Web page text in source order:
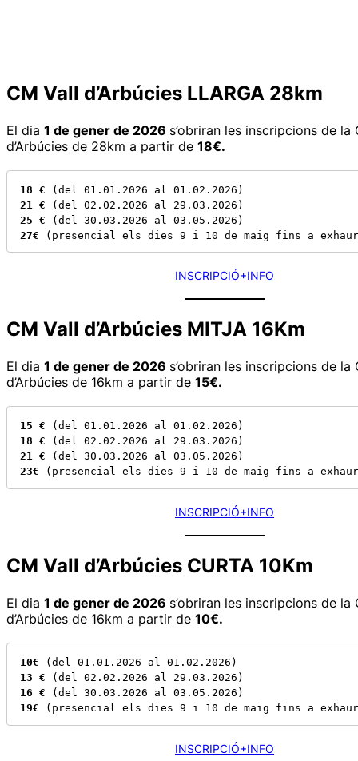
CM Vall d’Arbúcies LLARGA 28km
El dia 1 de gener de 2026 s’obriran les inscripcions de la
d’Arbúcies de 28km a partir de 18€.
18 €
21 €
25 €
27€ (presencial els dies 9 i 10 de maig fins a
INSCRIPCIÓ+INFO
CM Vall d’Arbúcies MITJA 16Km
El dia 1 de gener de 2026 s’obriran les inscripcions de la
d’Arbúcies de 16km a partir de 15€.
15 €
18 €
21 €
23€ (presencial els dies 9 i 10 de maig fins a
INSCRIPCIÓ+INFO
CM Vall d’Arbúcies CURTA 10Km
El dia 1 de gener de 2026 s’obriran les inscripcions de la
d’Arbúcies de 16km a partir de 10€.
10€
13 €
16 €
19€ (presencial els dies 9 i 10 de maig fins a
INSCRIPCIÓ+INFO